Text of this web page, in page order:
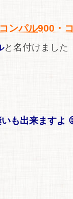
コンパル900・
と名付けました
も出来ますよ